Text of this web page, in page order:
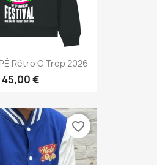
Rétro C Trop 2026
45,00 €
favorite_border